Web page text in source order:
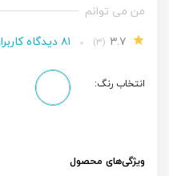
من می توانم
(۳) ۸۱ دیدگاه کاربران
انتخاب رنگ:
ویژگی‌های محصول